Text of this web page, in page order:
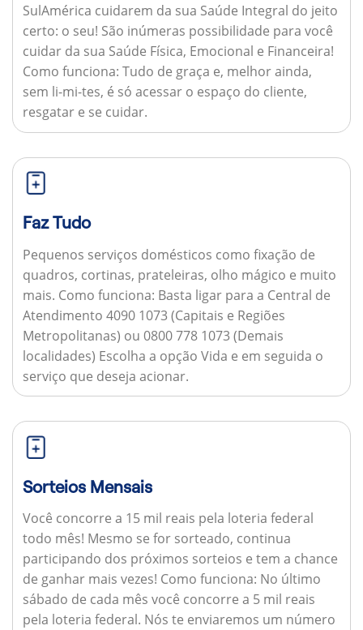
SulAmérica cuidarem da sua Saúde Integral do jeito
certo: o seu! São inúmeras possibilidade para você
cuidar da sua Saúde Física, Emocional e Financeira!
Como funciona: Tudo de graça e, melhor ainda,
sem li-mi-tes, é só acessar o espaço do cliente,
resgatar e se cuidar.
Faz Tudo
Pequenos serviços domésticos como fixação de
quadros, cortinas, prateleiras, olho mágico e muito
mais. Como funciona: Basta ligar para a Central de
Atendimento 4090 1073 (Capitais e Regiões
Metropolitanas) ou 0800 778 1073 (Demais
localidades) Escolha a opção Vida e em seguida o
serviço que deseja acionar.
Sorteios Mensais
Você concorre a 15 mil reais pela loteria federal
todo mês! Mesmo se for sorteado, continua
participando dos próximos sorteios e tem a chance
de ganhar mais vezes! Como funciona: No último
sábado de cada mês você concorre a 5 mil reais
pela loteria federal. Nós te enviaremos um número